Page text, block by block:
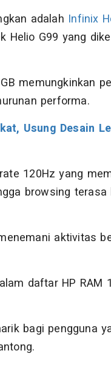
adalah Infinix
Helio G99 yang
memungkinkan
performa.
Usung Desain
120Hz yang
browsing
aktivitas
daftar HP RAM
bagi pengguna